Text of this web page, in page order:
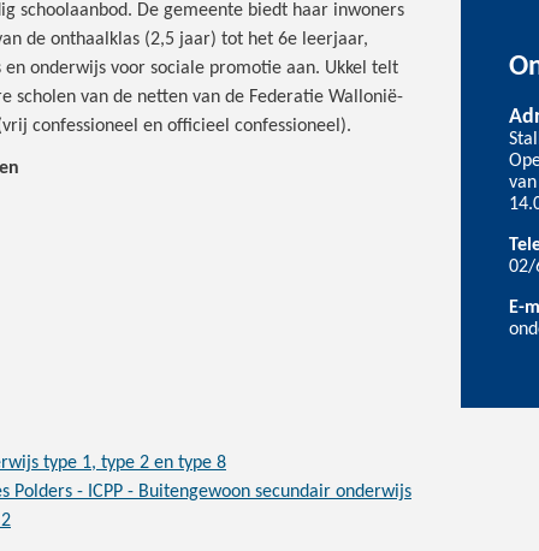
schoolaanbod. De gemeente biedt haar inwoners
de onthaalklas (2,5 jaar) tot het 6e leerjaar,
onderwijs voor sociale promotie aan. Ukkel telt
scholen van de netten van de Federatie Wallonië-
confessioneel en officieel confessioneel).
type 1, type 2 en type 8
Polders - ICPP - Buitengewoon secundair onderwijs
02/
E-